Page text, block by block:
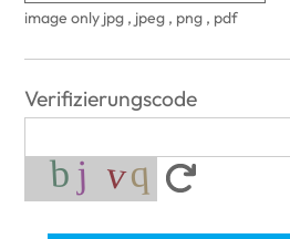
image only jpg , jpeg , png , pdf
Verifizierungscode